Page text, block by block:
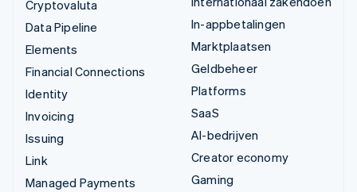
Cryptovaluta
Data Pipeline
Elements
Financial Connections
Identity
Invoicing
Issuing
Link
Managed Payments
In-appbetalingen
Marktplaatsen
Geldbeheer
Platforms
SaaS
AI-bedrijven
Creator economy
Gaming